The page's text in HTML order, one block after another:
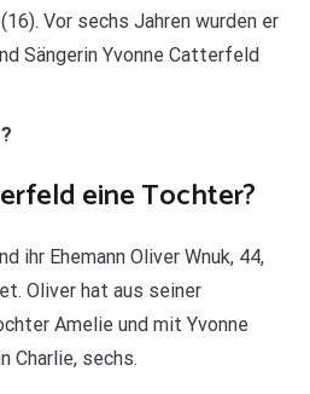
Vor sechs Jahren wurden er
Sängerin Yvonne Catterfeld
eine Tochter?
ihr Ehemann Oliver Wnuk, 44,
Oliver hat aus seiner
Amelie und mit Yvonne
Charlie, sechs.